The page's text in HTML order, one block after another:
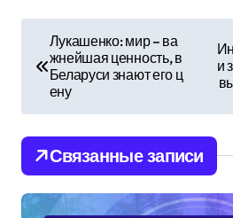
в
и
г
Лукашенко: мир – ва
жнейшая ценность, в
Беларуси знают его ц
ену
и
Связанные записи